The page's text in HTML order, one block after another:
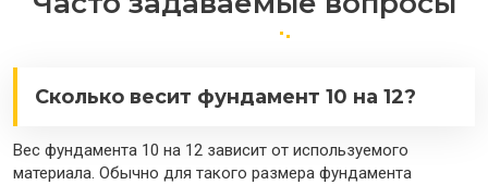
Сколько весит фундамент 10 на 12?
Вес фундамента 10 на 12 зависит от используемого
материала. Обычно для такого размера фундамента